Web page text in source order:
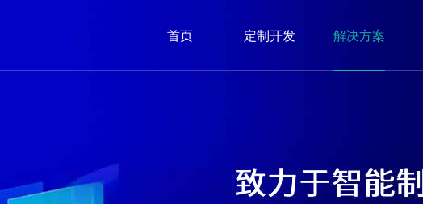
首页 定制开发 解决方案